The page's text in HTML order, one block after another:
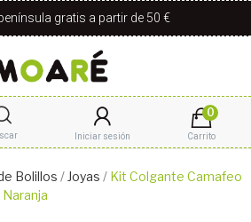
gratis a partir de 50 €
Iniciar sesión
0
Carrito
Bolillos Joyas
Kit Colgante Camafeo